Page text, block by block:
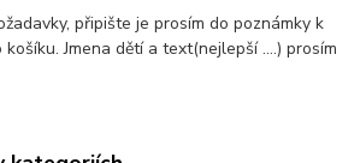
připište je prosím do poznámky k
Jmena dětí a text(nejlepší ....) prosím